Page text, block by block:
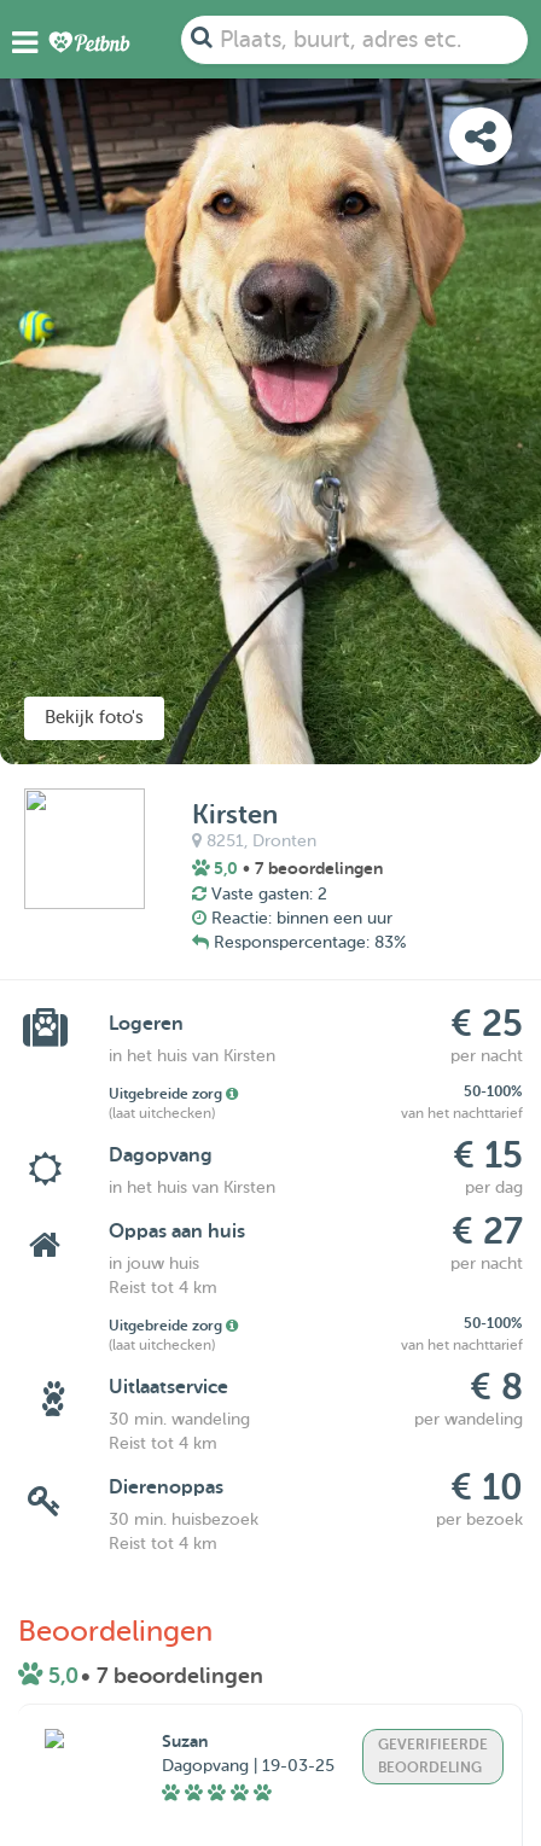
Plaats, buurt, adres etc.
FOTO'S BEOORDELINGEN KAART
Bekijk foto's
Kirsten
8251, Dronten
5,0 • 7 beoordelingen
Vaste gasten: 2
Reactie: binnen een uur
Responspercentage: 83%
Logeren € 25
in het huis van Kirsten per nacht
Uitgebreide zorg
50-100%
(laat uitchecken)
van het nachttarief
Dagopvang € 15
in het huis van Kirsten per dag
Oppas aan huis € 27
in jouw huis
per nacht
Reist tot 4 km
Uitgebreide zorg
50-100%
(laat uitchecken)
van het nachttarief
Uitlaatservice € 8
30 min. wandeling
per wandeling
Reist tot 4 km
Dierenoppas € 10
30 min. huisbezoek
per bezoek
Reist tot 4 km
Beoordelingen
5,0• 7 beoordelingen
Suzan
Dagopvang | 19-03-25
GEVERIFIEERDE
BEOORDELING